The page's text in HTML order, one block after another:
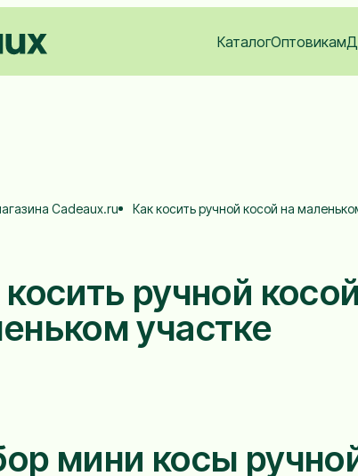
КаталогОптовикам
Cadeaux.ru Как косить ручной косой на
ручной
участке
мини косы